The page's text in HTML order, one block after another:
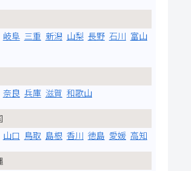
岐阜 三重 新潟 山梨 長野 石川 富山
奈良 兵庫 滋賀 和歌山
山口 鳥取 島根 香川 徳島 愛媛 高知